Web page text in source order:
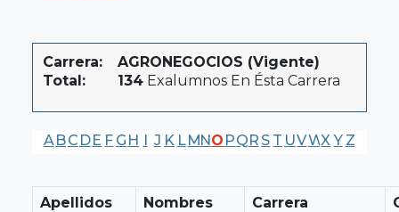
Carrera:
AGRONEGOCIOS (Vigente)
Total:
134 Exalumnos En Ésta Carrera
A BC DE F G H I J K LMNO PQR S T UVWX Y Z
Apellidos Nombres Carrera